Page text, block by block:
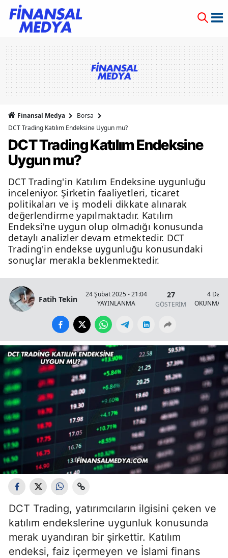
Finansal Medya
Borsa
DCT Trading Katılım Endeksine Uygun mu?
DCT Trading Katılım Endeksine
Uygun mu?
DCT Trading'in Katılım Endeksine uygunluğu
inceleniyor. Şirketin faaliyetleri, ticaret
politikaları ve iş modeli dikkate alınarak
değerlendirme yapılmaktadır. Katılım
Endeksi'ne uygun olup olmadığı konusunda
detaylı analizler devam etmektedir. DCT
Trading'in endekse uygunluğu konusundaki
sonuçlar merakla beklenmektedir.
Fatih Tekin
24 Şubat 2025 - 21:04
YAYINLANMA
27
GÖSTERİM
4
OKUNMA
DCT Trading, yatırımcıların ilgisini çeken ve
katılım endekslerine uygunluk konusunda
merak uyandıran bir şirkettir. Katılım
endeksi, faiz içermeyen ve İslami finans